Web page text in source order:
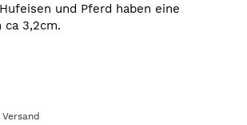
und Pferd haben eine
ca 3,2cm.
Versand